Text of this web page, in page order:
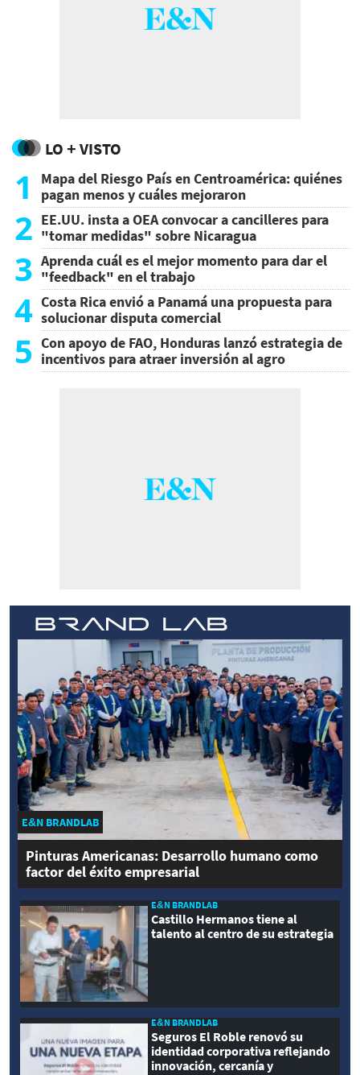
LO + VISTO
1
Mapa del Riesgo País en Centroamérica: quiénes
pagan menos y cuáles mejoraron
2 EE.UU. insta a OEA convocar a cancilleres para
"tomar medidas" sobre Nicaragua
3 Aprenda cuál es el mejor momento para dar el
"feedback" en el trabajo
4 Costa Rica envió a Panamá una propuesta para
solucionar disputa comercial
5 Con apoyo de FAO, Honduras lanzó estrategia de
incentivos para atraer inversión al agro
E&N BRANDLAB
Pinturas Americanas: Desarrollo humano como
factor del éxito empresarial
E&N BRANDLAB
Castillo Hermanos tiene al
talento al centro de su estrategia
E&N BRANDLAB
Seguros El Roble renovó su
identidad corporativa reflejando
innovación, cercanía y